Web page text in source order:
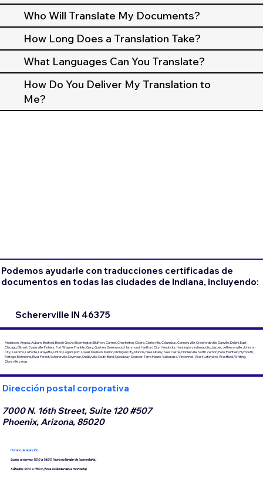
Who Will Translate My Documents?
How Long Does a Translation Take?
What Languages Can You Translate?
How Do You Deliver My Translation to
Me?
Podemos ayudarle con traducciones certificadas de
documentos en todas las ciudades de Indiana, incluyendo:
Schererville IN 46375
Anderson, Angola, Auburn, Bedford, Beech Grove, Bloomington, Bluffton, Carmel, Chesterton, Cicero, Clarksville, Columbus, Connersville, Crawfordsville, Danville, Delphi, East
Chicago, Elkhart, Evansville, Fishers, Fort Wayne, Franklin, Gary, Goshen, Greenwood, Hammond, Hartford City, Hendricks, Huntington, Indianapolis, Jasper, Jeffersonville, Johnson
City, Kokomo, La Porte, Lafayette, Linton, Logansport, Lowell, Madison, Marion, Michigan City, Muncie, New Albany, New Castle, Noblesville, North Vernon, Peru, Plainfield, Plymouth,
Portage, Richmond, River Forest, Schererville, Seymour, Shelbyville, South Bend, Speedway, Spencer, Terre Haute, Valparaiso, Vincennes, West Lafayette, Westfield, Whiting,
Zionsville y más.
Dirección postal corporativa
7000 N. 16th Street, Suite 120 #507
Phoenix, Arizona, 85020
Horario de atención
Lunes a viernes 9:00 a 18:00 (hora estándar de la montaña)
Sábados 9:00 a 18:00 (hora estándar de la montaña)